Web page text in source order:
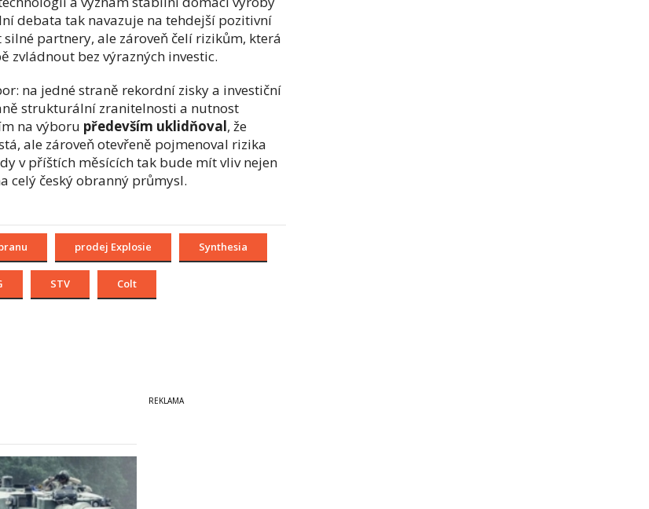
debata tak navazuje na tehdejší pozitivní
partnery, ale zároveň čelí rizikům, která
bez výrazných investic.
na jedné straně rekordní zisky a investiční
strukturální zranitelnosti a nutnost
na výboru především uklidňoval, že
ale zároveň otevřeně pojmenoval rizika
v příštích měsících tak bude mít vliv nejen
celý český obranný průmysl.
prodej Explosie Synthesia
STV Colt